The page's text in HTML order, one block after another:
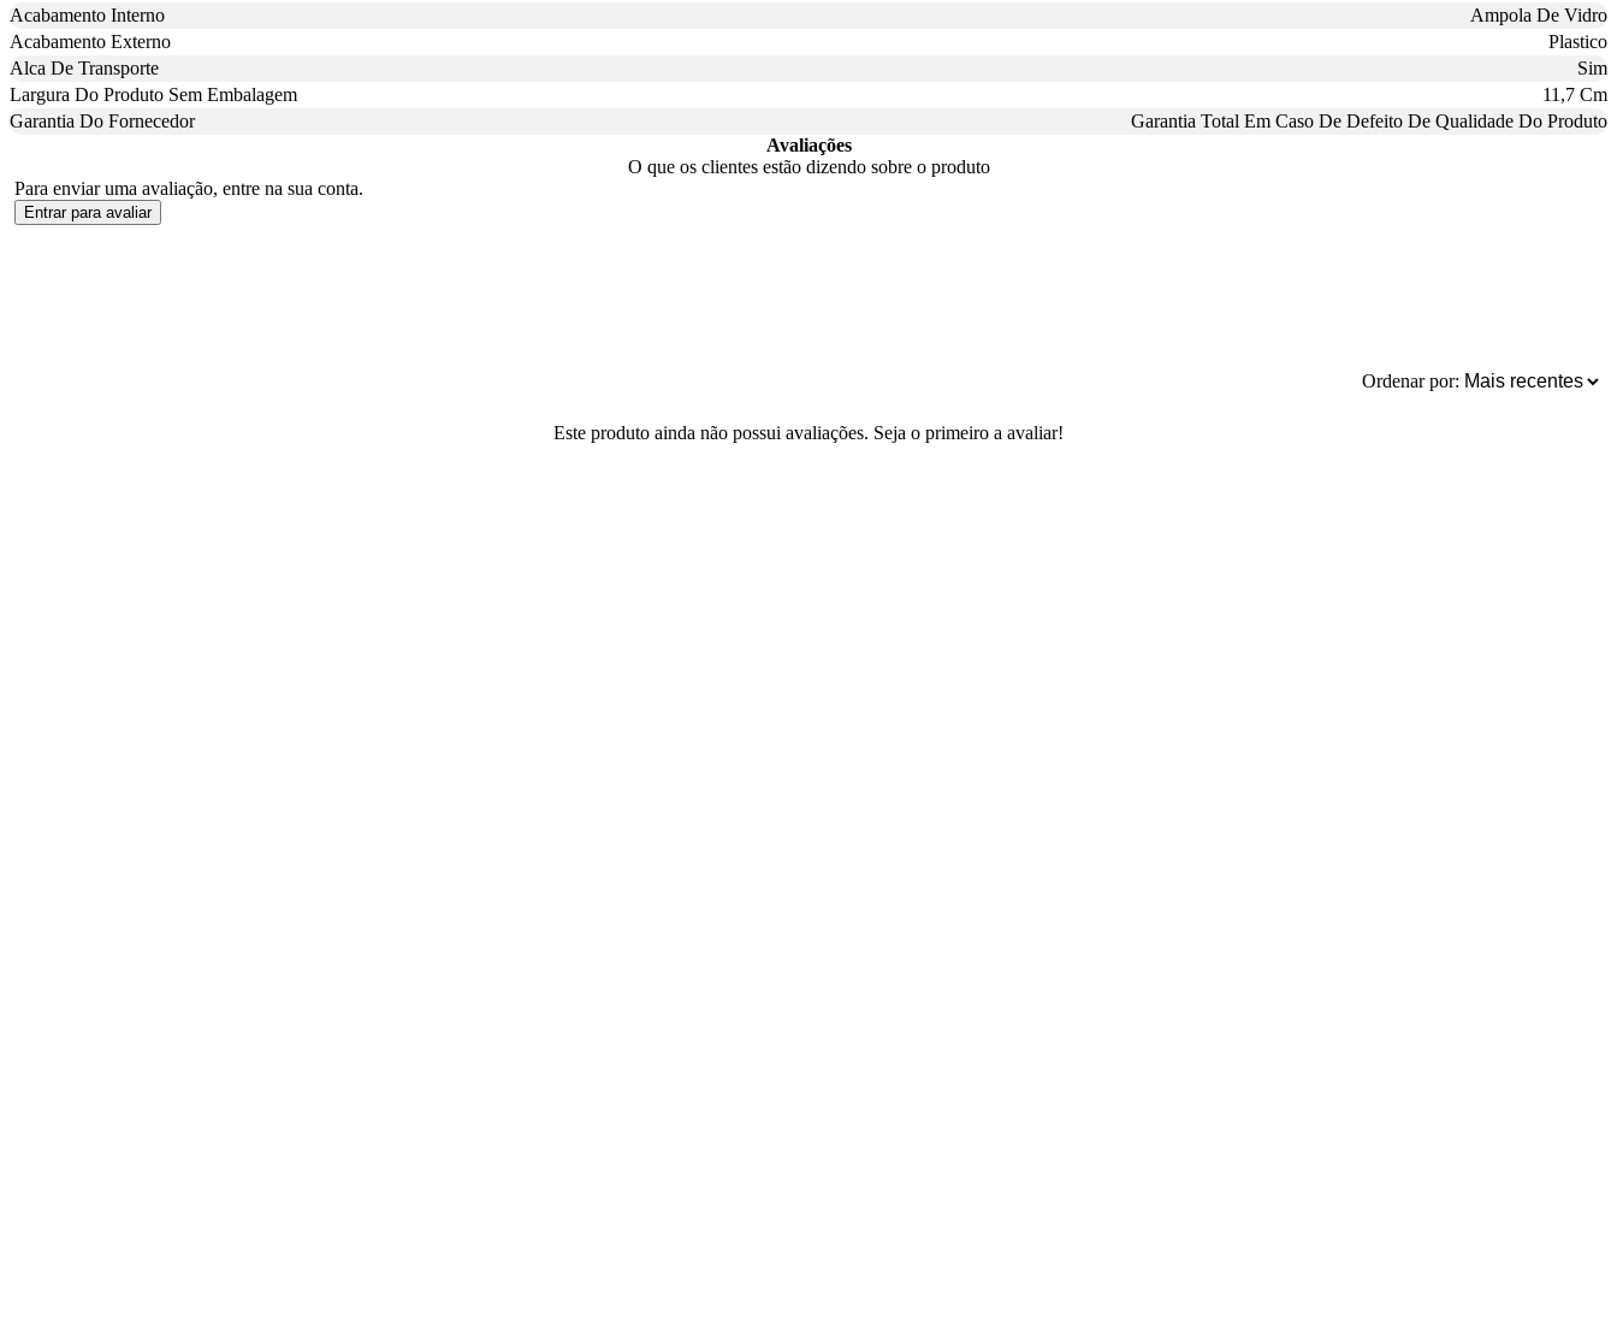
Acabamento Interno
Ampola De Vidro
Acabamento Externo
Plastico
Alca De Transporte
Sim
Largura Do Produto Sem Embalagem
11,7 Cm
Garantia Do Fornecedor
Garantia Total Em Caso De Defeito De Qualidade Do Produto
Avaliações
O que os clientes estão dizendo sobre o produto
Para enviar uma avaliação, entre na sua conta.
Entrar para avaliar
Ordenar por:
Este produto ainda não possui avaliações. Seja o primeiro a avaliar!